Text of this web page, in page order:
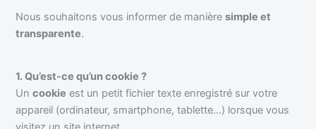
Nous souhaitons vous informer de manièresimple et
transparente.
1. Qu’est-ce qu’un cookie ?
Uncookie est un petit fichier texte enregistré sur votre
appareil (ordinateur, smartphone, tablette…) lorsque vous